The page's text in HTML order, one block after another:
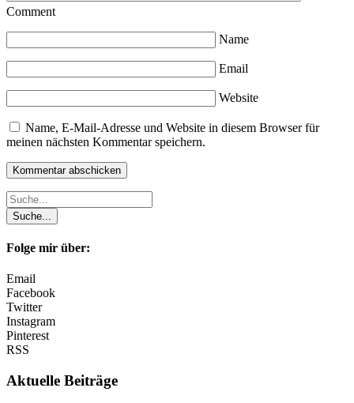
Comment
Name
Email
Website
Name, E-Mail-Adresse und Website in diesem Browser für
meinen nächsten Kommentar speichern.
Folge mir über:
Email
Facebook
Twitter
Instagram
Pinterest
RSS
Aktuelle Beiträge